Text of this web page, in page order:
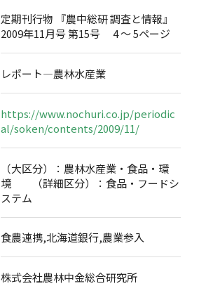
定期刊行物 『農中総研 調査と情報』
2009年11月号 第15号 4 ～ 5ページ
レポート―農林水産業
https://www.nochuri.co.jp/periodic
al/soken/contents/2009/11/
（大区分）：農林水産業・食品・環
境 （詳細区分）：食品・フードシ
ステム
食農連携,北海道銀行,農業参入
株式会社農林中金総合研究所